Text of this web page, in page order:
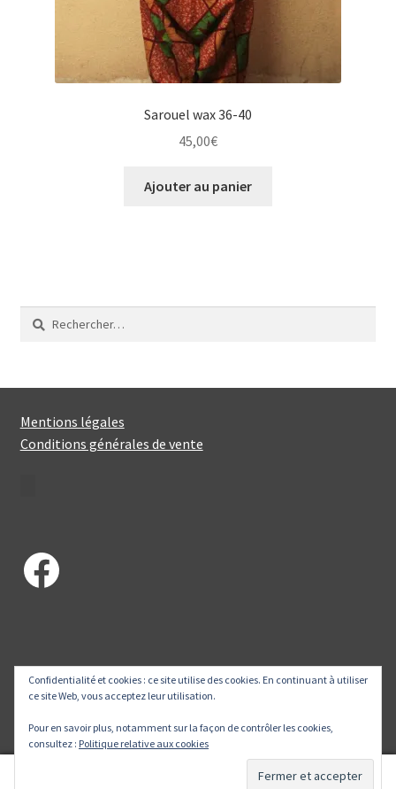
Sarouel wax 36-40
45,00€
Ajouter au panier
Rechercher :
Mentions légales
Conditions générales de vente
Facebook
© Petits Piments 2026
0
Confidentialité et cookies : ce site utilise des cookies. En continuant à utiliser
ce site Web, vous acceptez leur utilisation.
Pour en savoir plus, notamment sur la façon de contrôler les cookies,
consultez : Politique relative aux cookies